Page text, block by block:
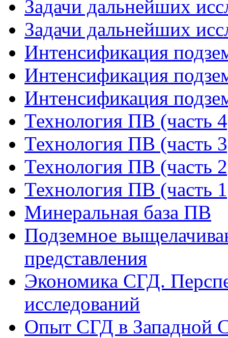
Задачи дальнейших
Задачи дальнейших
Интенсификация
Интенсификация
Интенсификация
Технология ПВ (часть
Технология ПВ (часть
Технология ПВ (часть
Технология ПВ (часть
Минеральная база ПВ
Подземное
представления
Экономика СГД.
исследований
Опыт СГД в Западной